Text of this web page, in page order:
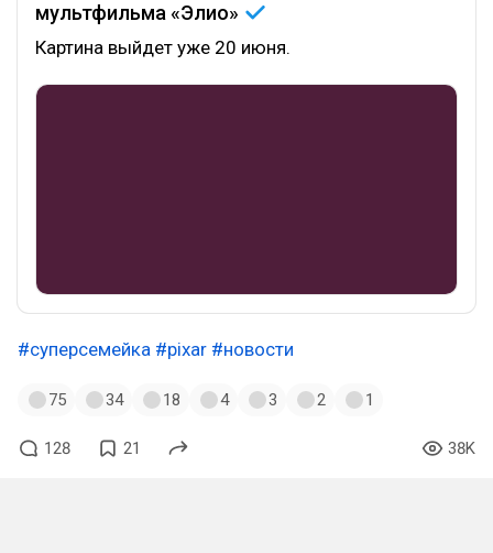
мультфильма «Элио»
Картина выйдет уже 20 июня.
#суперсемейка #pixar #новости
75 34 18 4 3 2 1
128 21 38K